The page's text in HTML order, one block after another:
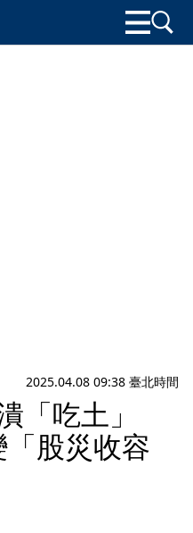
2025.04.08 09:38 臺北時間
「吃土」
股災收容